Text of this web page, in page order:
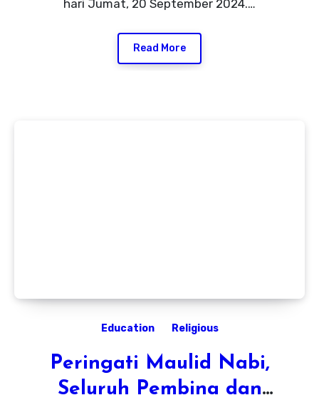
hari Jumat, 20 September 2024.…
Read More
Education Religious
Peringati Maulid Nabi,
Seluruh Pembina dan